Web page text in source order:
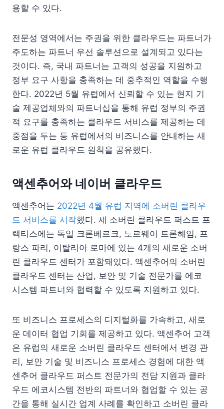
용할 수 있다.
전문성 영역에서는 주권을 위한 클라우드는 파트너가
주도하는 파트너 우선 솔루션으로 설계되고 있다는
것이다. 즉, 국내 파트너는 고객의 성공을 지원하고
정부 요구 사항을 충족하는 데 중추적인 역할을 수행
한다. 2022년 5월 유럽에서 신뢰할 수 있는 현지 기
술 제공업체와의 파트너십을 통해 유럽 정부의 주권
적 요구를 충족하는 클라우드 서비스를 제공하는 데
중점을 두는 등 유럽에서의 비즈니스를 안내하는 새
로운 유럽 클라우드 원칙을 공유했다.
액센추어와 네이버 클라우드
액센추어는 2022년 4월 유럽 지역에 소버린 클라우
드 서비스를 시작했다. 새 소버린 클라우드 퍼스트 프
랙티스에는 독일 크론베르크, 노르웨이 트론헤임, 프
랑스 파리, 이탈리아 로마에 있는 4개의 새로운 소버
린 클라우드 센터가 포함돼있다. 액센추어의 소버린
클라우드 센터는 산업, 보안 및 기술 전문가를 에코
시스템 파트너와 협력할 수 있도록 지원하고 있다.
또 비즈니스 프로세스의 디지털화를 가속하고, 새로
운 데이터 협업 기회를 제공하고 있다. 액센추어 고객
은 유럽의 새로운 소버린 클라우드 센터에서 변경 관
리, 보안 기술 및 비즈니스 프로세스 경험에 대한 액
센추어 클라우드 퍼스트 전문가의 전담 지원과 클라
우드 에코시스템 전반의 파트너와 협업할 수 있는 공
간을 통해 실시간 업계 사례를 확인하고 소버린 클라